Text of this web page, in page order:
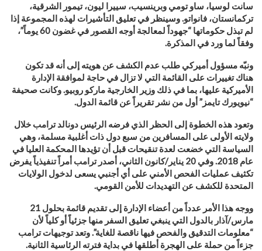
سانت لوسيا، ساو تومي وبرينسيب، سييرا ليون، تيمور الشرقية،
تركمانستان، فانواتو. وسينظر في تعليق التأشيرات لهذه المجموعة إذا
لم تبذل حكوماتها “جهوداً لمعالجة أوجه القصور في غضون 60 يوماً”،
وفقاً لما ورد في المذكرة.
ونبّه مسؤول أميركي طلب عدم الكشف عن هويته إلى أنه قد تكون
هناك تغييرات على القائمة التي لا تزال في حاجة لموافقة الإدارة
الأميركية عليها، بما في ذلك وزير الخارجية ماركو روبيو. وكانت صحيفة
“نيويورك تايمز” أول من نشر تقريراً عن قائمة الدول.
وتعود هذه الخطوة إلى الحظر الذي فرضه الرئيس دونالد ترامب خلال
ولايته الأولى على المسافرين من سبع دول ذات أغلبية مسلمة، وهي
السياسة التي خضعت لعدة تنقيحات قبل أن تؤيدها المحكمة العليا في
عام 2018. وفي 20 يناير/كانون الثاني، أصدر ترامب أمراً تنفيذياً يفرض
تكثيف عمليات الفحص الأمني على أي أجنبي يسعى لدخول الولايات
المتحدة للكشف عن التهديدات للأمن القومي.
ووجه هذا الأمر عدداً من أعضاء الإدارة إلى تقديم قائمة بحلول 21
مارس/آذار بالدول التي ينبغي تعليق السفر منها جزئياً أو كلياً لأن
“معلومات التدقيق والفحص فيها ناقصة للغاية”. وتعد توجيهات ترامب
جزءاً من حملة على الهجرة أطلقها في بداية فترته الرئاسية الثانية.